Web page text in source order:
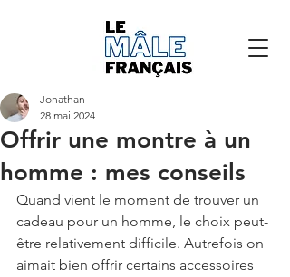
Offrir une montre à un
homme : mes conseils
Jonathan
28 mai 2024
Quand vient le moment de trouver un
cadeau pour un homme, le choix peut-
être relativement difficile. Autrefois on
aimait bien offrir certains accessoires